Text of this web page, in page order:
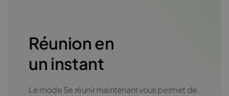
Réunion en
un instant
Le mode Se réunir maintenant vous permet de